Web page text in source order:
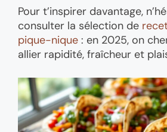
Pour t’inspirer davantage,
consulter la sélection de
pique-nique : en 2025, on
allier rapidité, fraîcheur et